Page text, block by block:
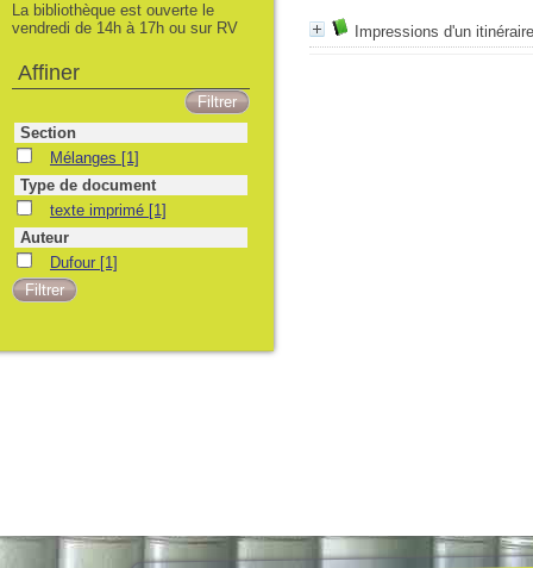
Impressions d'un
La bibliothèque est ouverte le
vendredi de 14h à 17h ou sur RV
Affiner
Section
Mélanges [1]
Type de document
texte imprimé [1]
Auteur
Dufour [1]